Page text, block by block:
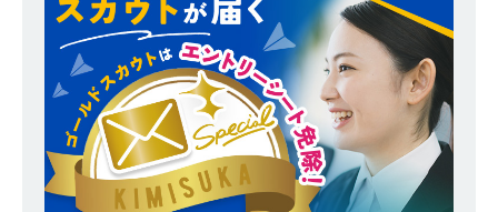
るベンチャー企業 ｜ 新卒2年目で1,000万円越え
目指せる!! ｜ データX
体育会積極採用企業
[ 2026年5月13日 ]
【 28卒 ｜ 仕事の全容を知れ
るオープンカンパニー 】 大林グループ ｜ 全国規
模の重要施設の建設に携わるサブコン ｜ 環境保
全や脱炭素社会の実現にも貢献 ｜ 初任給28万